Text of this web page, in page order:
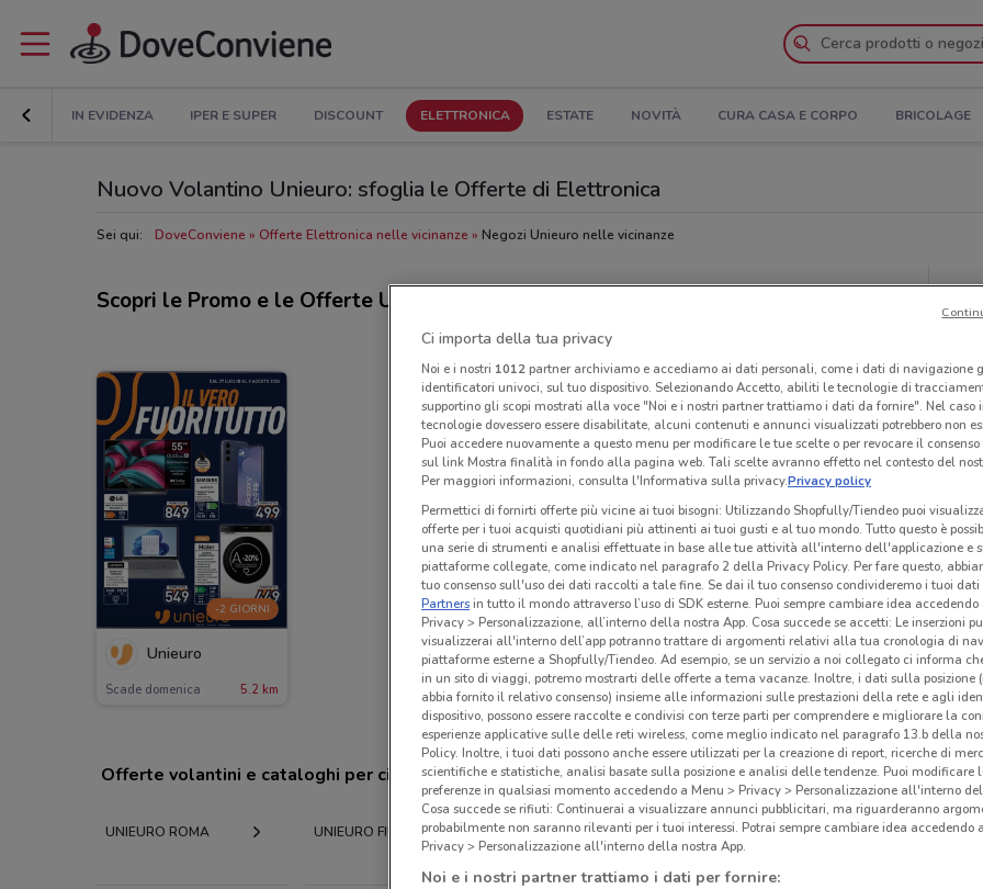
IN EVIDENZA IPER E SUPER DISCOUNT ELETTRONICA ESTATE NOVITÀ CURA CASA E CORPO BRICOLAGE
Nuovo Volantino Unieuro: sfoglia le Offerte di Elettronica
Sei qui: DoveConviene Offerte Elettronica nelle vicinanze Negozi Unieuro nelle vicinanze
Scopri le Promo e le Offerte Unieuro
-2 GIORNI
Unieuro
Scade domenica 5.2 km
Offerte volantini e cataloghi per città nelle vicinanze
UNIEURO ROMA UNIEURO FIUMICINO
UNIEURO
UNIEURO CIAMPINO
Ci importa della tua privacy
Noi e i nostri 1012partner archiviamo e accediamo ai dati personali, come i dati di navigazione
identificatori univoci, sul tuo dispositivo. Selezionando Accetto, abiliti le tecnologie di
supportino gli scopi mostrati alla voce "Noi e i nostri partner trattiamo i dati da fornire". Nel caso
tecnologie dovessero essere disabilitate, alcuni contenuti e annunci visualizzati potrebbero non
Puoi accedere nuovamente a questo menu per modificare le tue scelte o per revocare il
sul link Mostra finalità in fondo alla pagina web. Tali scelte avranno effetto nel contesto del
Per maggiori informazioni, consulta l'Informativa sulla privacy.Privacy policy
Permettici di fornirti offerte più vicine ai tuoi bisogni: Utilizzando Shopfully/Tiendeo puoi
offerte per i tuoi acquisti quotidiani più attinenti ai tuoi gusti e al tuo mondo. Tutto questo è
una serie di strumenti e analisi effettuate in base alle tue attività all'interno dell'applicazione e
piattaforme collegate, come indicato nel paragrafo 2 della Privacy Policy. Per fare questo,
tuo consenso sull'uso dei dati raccolti a tale fine. Se dai il tuo consenso condivideremo i tuoi dati
Partnersin tutto il mondo attraverso l’uso di SDK esterne. Puoi sempre cambiare idea accedendo
Privacy > Personalizzazione, all’interno della nostra App. Cosa succede se accetti: Le inserzioni
visualizzerai all'interno dell’app potranno trattare di argomenti relativi alla tua cronologia di
piattaforme esterne a Shopfully/Tiendeo. Ad esempio, se un servizio a noi collegato ci informa
in un sito di viaggi, potremo mostrarti delle offerte a tema vacanze. Inoltre, i dati sulla posizione
abbia fornito il relativo consenso) insieme alle informazioni sulle prestazioni della rete e agli
dispositivo, possono essere raccolte e condivisi con terze parti per comprendere e migliorare la
esperienze applicative sulle delle reti wireless, come meglio indicato nel paragrafo 13.b della
Policy. Inoltre, i tuoi dati possono anche essere utilizzati per la creazione di report, ricerche di
scientifiche e statistiche, analisi basate sulla posizione e analisi delle tendenze. Puoi modificare
preferenze in qualsiasi momento accedendo a Menu > Privacy > Personalizzazione all'interno
Cosa succede se rifiuti: Continuerai a visualizzare annunci pubblicitari, ma riguarderanno
probabilmente non saranno rilevanti per i tuoi interessi. Potrai sempre cambiare idea accedendo
Privacy > Personalizzazione all'interno della nostra App.
Noi e i nostri partner trattiamo i dati per fornire: